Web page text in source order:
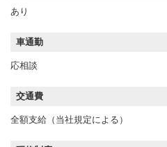
あり
車通勤
応相談
交通費
全額支給（当社規定による）